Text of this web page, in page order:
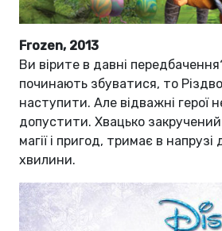
Frozen, 2013
Ви вірите в давні
починають збуватися, то
наступити. Але відважні герої
допустити. Хвацько
магії і пригод, тримає в напрузі
хвилини.